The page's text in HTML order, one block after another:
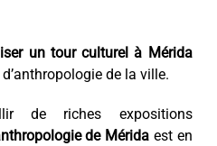
un tour culturel à Mérida
de la ville.
de riches expositions
de Mérida est en